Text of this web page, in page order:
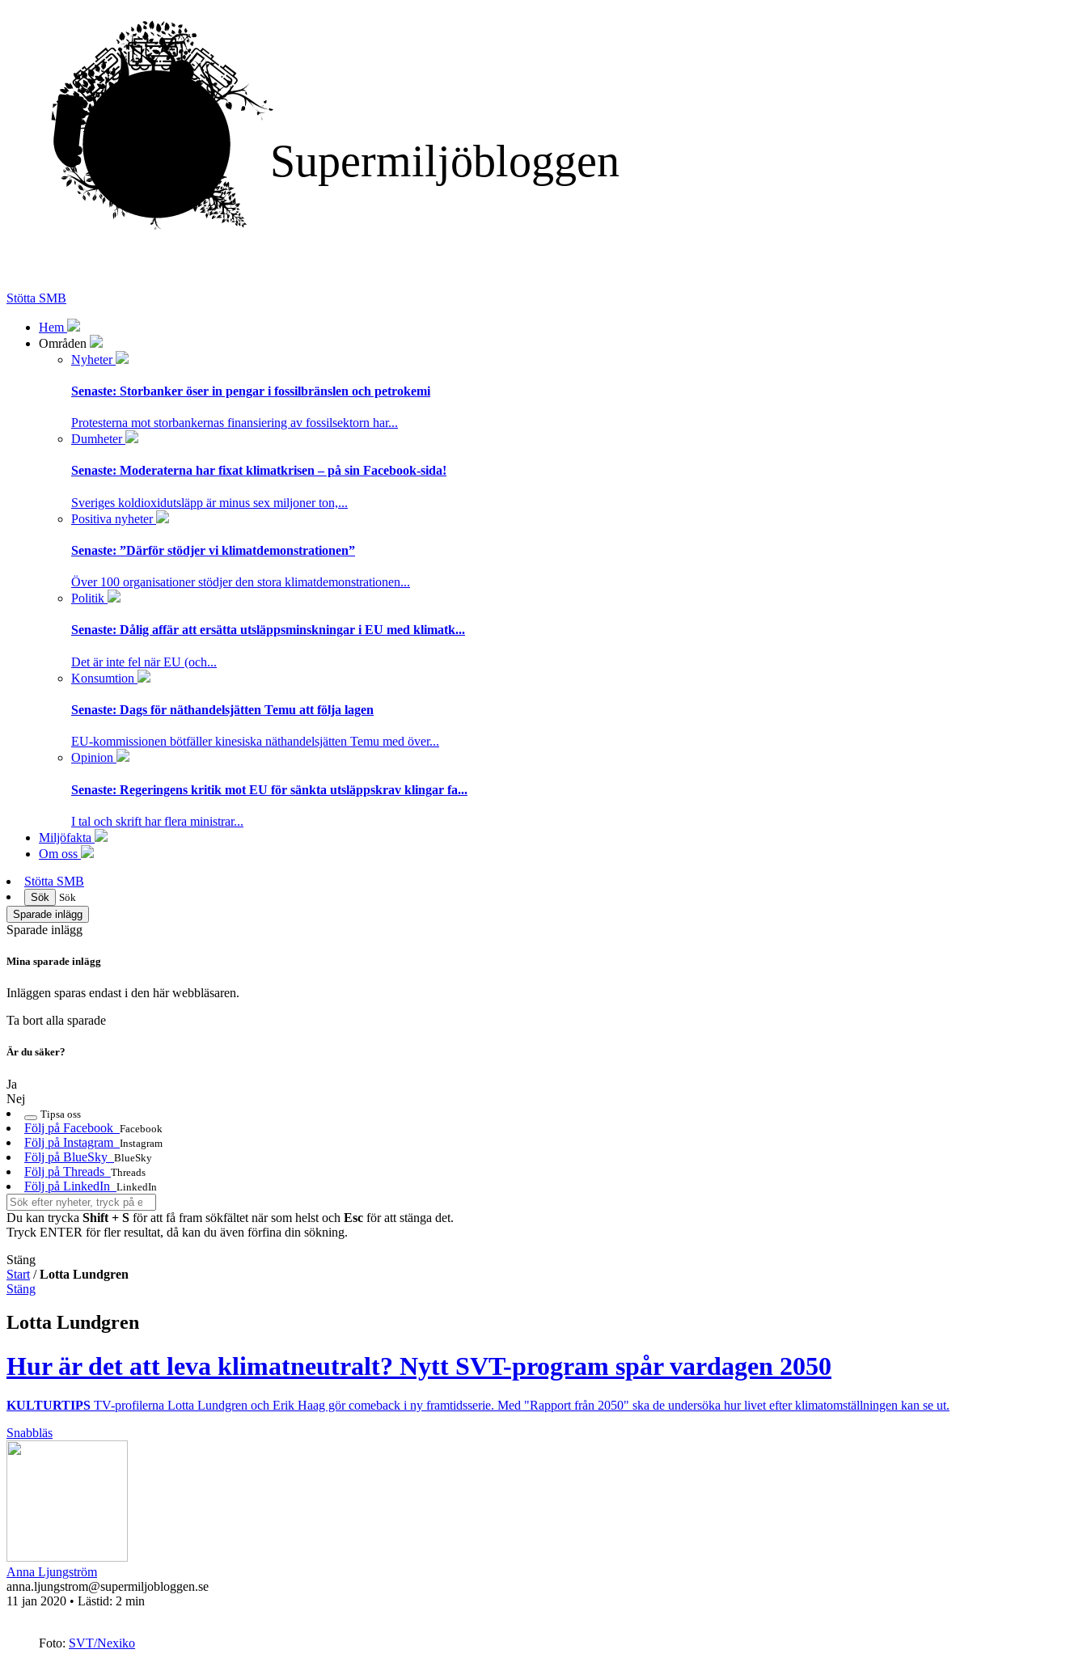
Supermiljöbloggen
Stötta SMB
Hem
Områden
Nyheter
Senaste: Storbanker öser in pengar i fossilbränslen och petrokemi
Protesterna mot storbankernas finansiering av fossilsektorn har...
Dumheter
Senaste: Moderaterna har fixat klimatkrisen – på sin Facebook-sida!
Sveriges koldioxidutsläpp är minus sex miljoner ton,...
Positiva nyheter
Senaste: ”Därför stödjer vi klimatdemonstrationen”
Över 100 organisationer stödjer den stora klimatdemonstrationen...
Politik
Senaste: Dålig affär att ersätta utsläppsminskningar i EU med klimatk...
Det är inte fel när EU (och...
Konsumtion
Senaste: Dags för näthandelsjätten Temu att följa lagen
EU-kommissionen bötfäller kinesiska näthandelsjätten Temu med över...
Opinion
Senaste: Regeringens kritik mot EU för sänkta utsläppskrav klingar fa...
I tal och skrift har flera ministrar...
Miljöfakta
Om oss
Stötta SMB
Sök
Sök
Sparade inlägg
Sparade inlägg
Mina sparade inlägg
Inläggen sparas endast i den här webbläsaren.
Ta bort alla sparade
Är du säker?
Ja
Nej
Tipsa oss
Följ på Facebook Facebook
Följ på Instagram Instagram
Följ på BlueSky BlueSky
Följ på Threads Threads
Följ på LinkedIn LinkedIn
Du kan trycka Shift + S för att få fram sökfältet när som helst och Esc för att stänga det.
Tryck ENTER för fler resultat, då kan du även förfina din sökning.
Stäng
Start /Lotta Lundgren
Stäng
Lotta Lundgren
Hur är det att leva klimatneutralt? Nytt SVT-program spår vardagen 2050
KULTURTIPS TV-profilerna Lotta Lundgren och Erik Haag gör comeback i ny framtidsserie. Med "Rapport från 2050" ska de undersöka hur livet efter klimatomställningen kan se ut.
Snabbläs
Anna Ljungström
anna.ljungstrom@supermiljobloggen.se
11 jan 2020 • Lästid: 2 min
Foto: SVT/Nexiko